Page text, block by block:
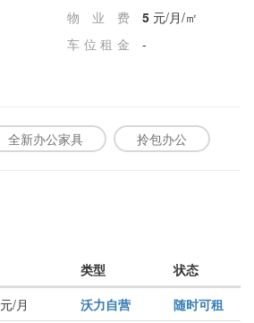
物业费 5 元/月/㎡
车位租金
-
全新办公家具 拎包办公
类型
状态
元/月 沃力自营
随时可租